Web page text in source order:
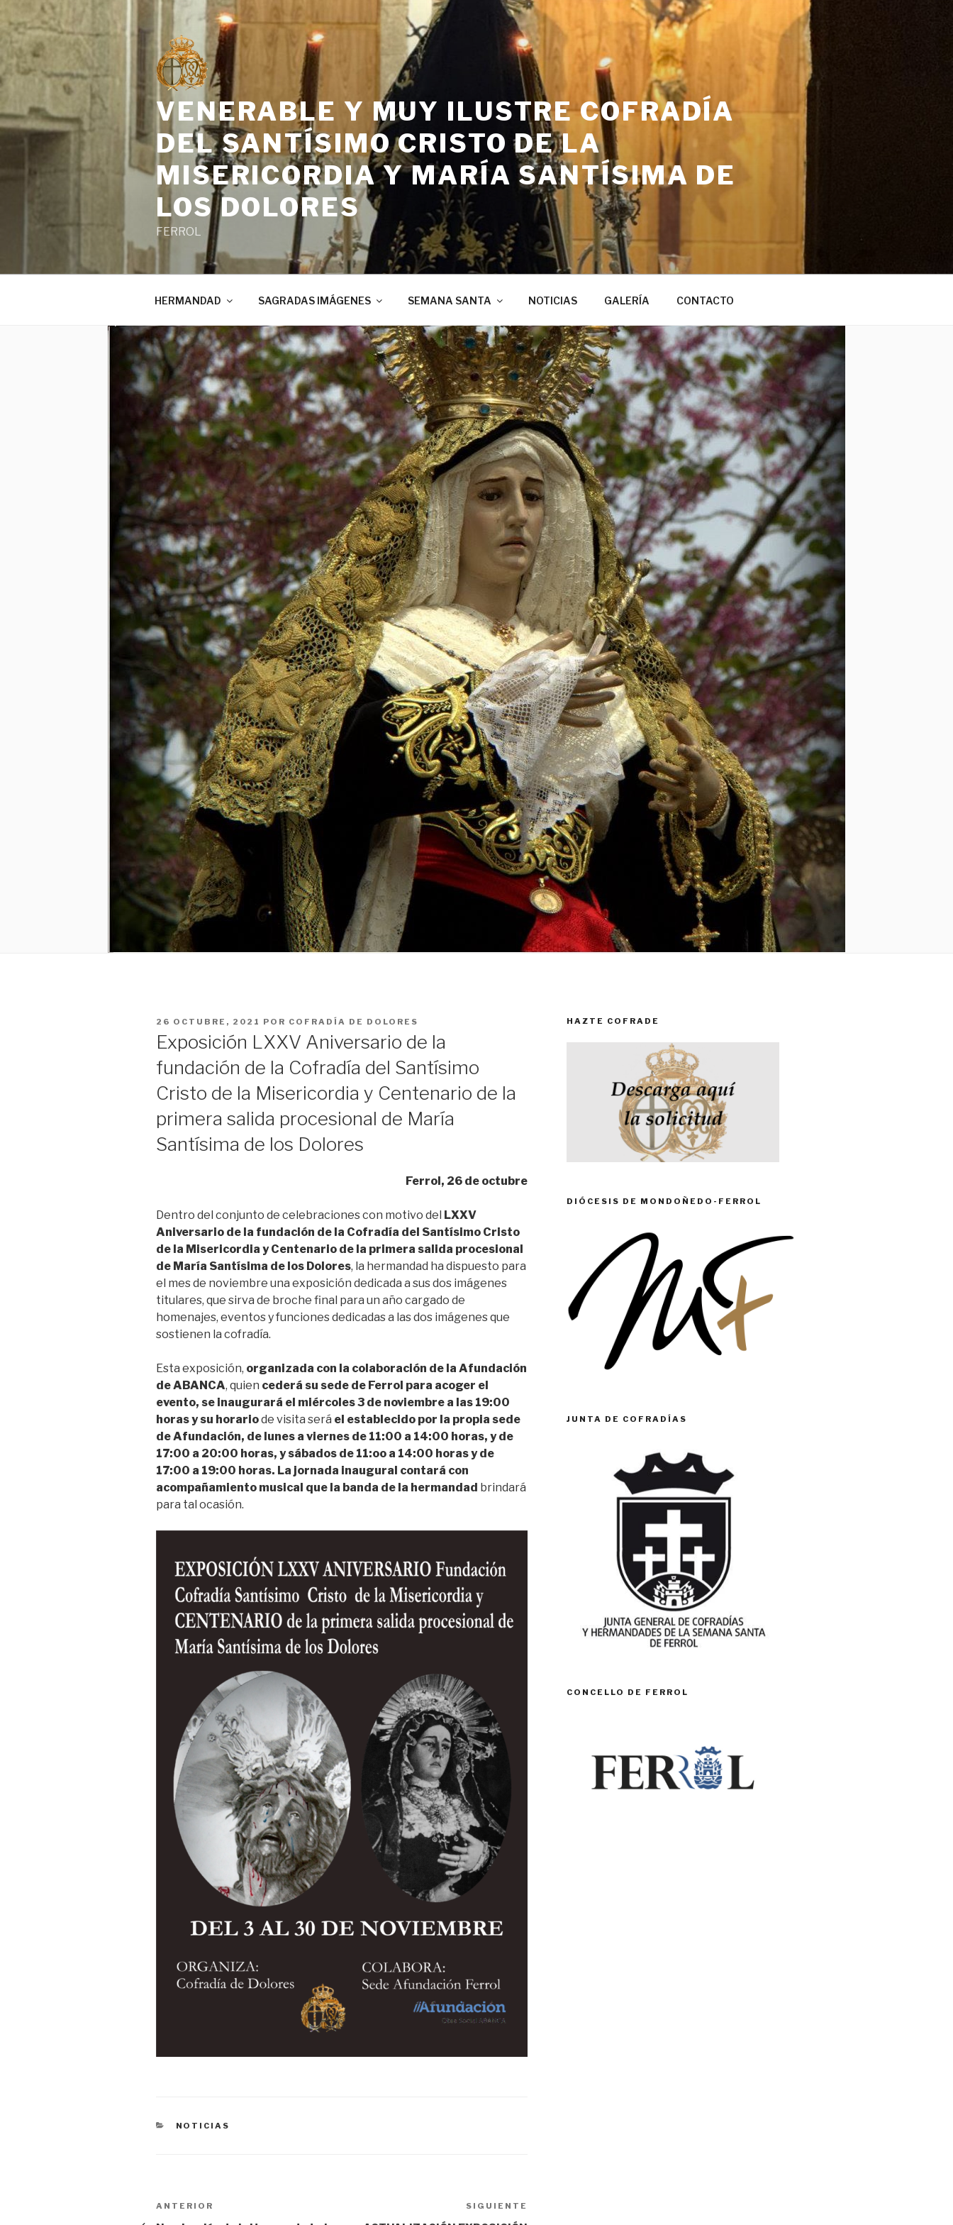
contenido
VENERABLE Y MUY ILUSTRE COFRADÍA
DEL SANTÍSIMO CRISTO DE LA
MISERICORDIA Y MARÍA SANTÍSIMA DE
LOS DOLORES
FERROL
HERMANDAD SAGRADAS IMÁGENES SEMANA SANTA NOTICIAS GALERÍA CONTACTO
PUBLICADO
EL
26 OCTUBRE, 2021 POR COFRADÍA DE DOLORES
Exposición LXXV Aniversario de la
fundación de la Cofradía del Santísimo
Cristo de la Misericordia y Centenario de la
primera salida procesional de María
Santísima de los Dolores
Ferrol, 26 de octubre
Dentro del conjunto de celebraciones con motivo del LXXV
Aniversario de la fundación de la Cofradía del Santísimo Cristo
de la Misericordia y Centenario de la primera salida procesional
de María Santísima de los Dolores, la hermandad ha dispuesto para
el mes de noviembre una exposición dedicada a sus dos imágenes
titulares, que sirva de broche final para un año cargado de
homenajes, eventos y funciones dedicadas a las dos imágenes que
sostienen la cofradía.
Esta exposición, organizada con la colaboración de la Afundación
de ABANCA, quien cederá su sede de Ferrol para acoger el
evento, se inaugurará el miércoles 3 de noviembre a las 19:00
horas y su horariode visita será el establecido por la propia sede
de Afundación, de lunes a viernes de 11:00 a 14:00 horas, y de
17:00 a 20:00 horas, y sábados de 11:oo a 14:00 horas y de
17:00 a 19:00 horas. La jornada inaugural contará con
acompañamiento musical que la banda de la hermandad brindará
para tal ocasión.
CATEGORÍAS
NOTICIAS
Navegación
Entrada
ANTERIOR SIGUIENTE
HAZTE COFRADE
DIÓCESIS DE MONDOÑEDO-FERROL
JUNTA DE COFRADÍAS
CONCELLO DE FERROL